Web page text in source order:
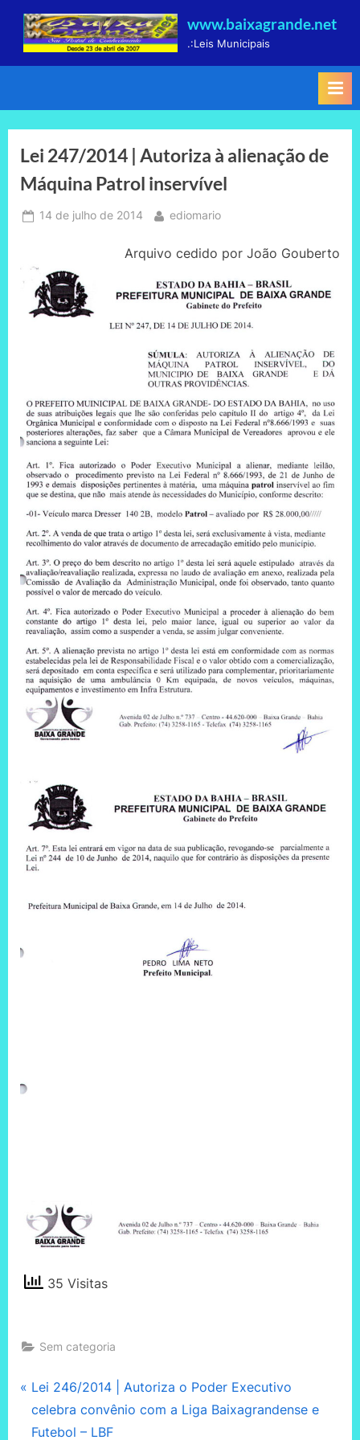
Skip
content
www.baixagrande.net
.:Leis Municipais
Lei 247/2014 | Autoriza à alienação de
Máquina Patrol inservível
Posted
14 de julho de 2014 By
ediomario
Arquivo cedido por João Gouberto
35 Visitas
Sem categoria
Navegação
de
P
r
e
Lei 246/2014 | Autoriza o Poder Executivo
celebra convênio com a Liga Baixagrandense e
Futebol – LBF